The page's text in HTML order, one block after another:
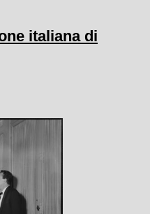
italiana di